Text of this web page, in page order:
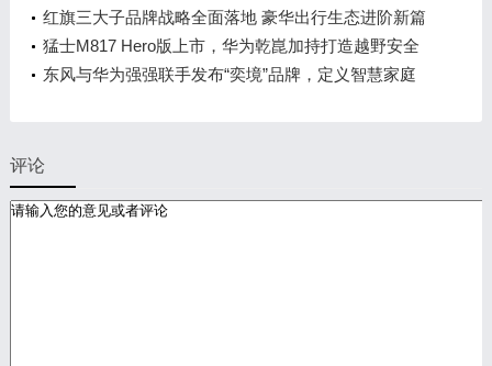
红旗三大子品牌战略全面落地 豪华出行生态进阶新篇
章
猛士M817 Hero版上市，华为乾崑加持打造越野安全
标杆！
东风与华为强强联手发布“奕境”品牌，定义智慧家庭
评论